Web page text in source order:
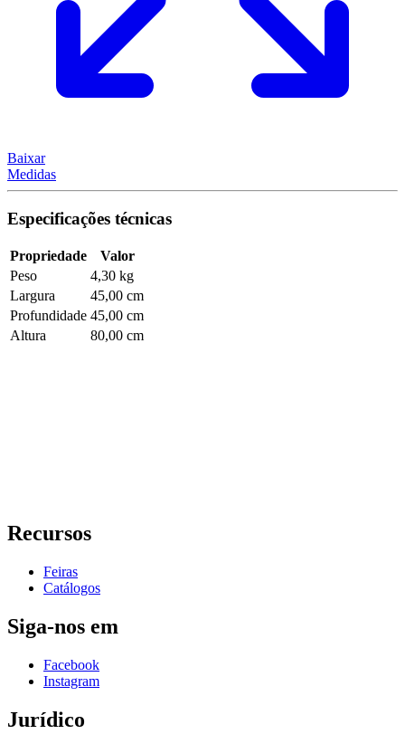
Baixar
Medidas
Especificações técnicas
Propriedade
Valor
Peso
4,30 kg
Largura
45,00 cm
Profundidade 45,00 cm
Altura
80,00 cm
Recursos
Feiras
Catálogos
Siga-nos em
Facebook
Instagram
Jurídico